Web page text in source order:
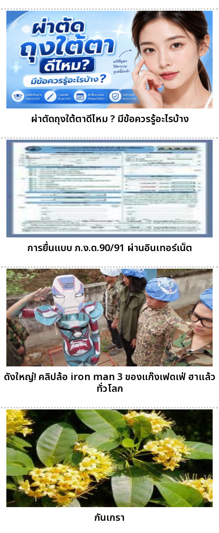
ผ่าตัดถุงใต้ตาดีไหม ? มีข้อควรรู้อะไรบ้าง
การยื่นแบบ ภ.ง.ด.90/91 ผ่านอินเทอร์เน็ต
ดังใหญ่! คลิปล้อ iron man 3 ของแก๊งเฟดเฟ่ ฮาแล้ว
ทั่วโลก
กันเกรา